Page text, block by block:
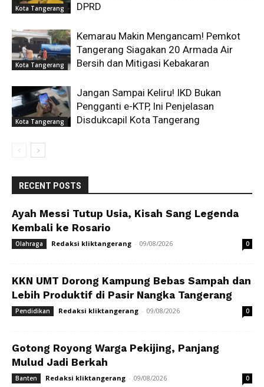
Kota Tangerang
DPRD
Kota Tangerang
Kemarau Makin Mengancam! Pemkot
Tangerang Siagakan 20 Armada Air
Bersih dan Mitigasi Kebakaran
Kota Tangerang
Jangan Sampai Keliru! IKD Bukan
Pengganti e-KTP, Ini Penjelasan
Disdukcapil Kota Tangerang
RECENT POSTS
Ayah Messi Tutup Usia, Kisah Sang Legenda
Kembali ke Rosario
Olahraga Redaksi kliktangerang - 09/08/2026 0
KKN UMT Dorong Kampung Bebas Sampah dan
Lebih Produktif di Pasir Nangka Tangerang
Pendidikan Redaksi kliktangerang - 09/08/2026 0
Gotong Royong Warga Pekijing, Panjang
Mulud Jadi Berkah
Banten Redaksi kliktangerang - 09/08/2026 0